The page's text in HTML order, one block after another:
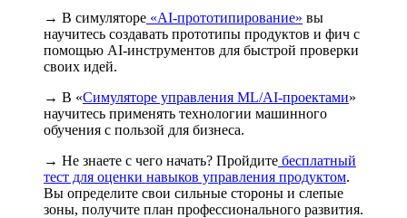
→ В симуляторе «AI-прототипирование» вы
научитесь создавать прототипы продуктов и фич с
помощью AI-инструментов для быстрой проверки
своих идей.
→ В «Симуляторе управления ML/AI-проектами»
научитесь применять технологии машинного
обучения с пользой для бизнеса.
→ Не знаете с чего начать? Пройдите бесплатный
тест для оценки навыков управления продуктом.
Вы определите свои сильные стороны и слепые
зоны, получите план профессионального развития.